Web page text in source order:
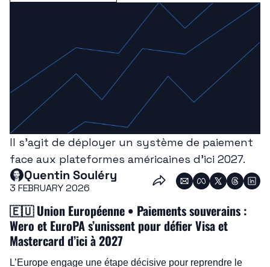
Il s'agit de déployer un système de paiement
face aux plateformes américaines d'ici 2027.
Quentin Souléry
3 FEBRUARY 2026
🇪🇺 Union Européenne • Paiements souverains :
Wero et EuroPA s’unissent pour défier Visa et
Mastercard d’ici à 2027
L’Europe engage une étape décisive pour reprendre le